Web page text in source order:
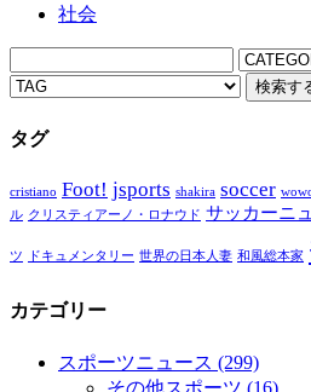
社会
タグ
cristiano Foot! jsports shakira soccer
ル クリスティアーノ・ロナウド サッカーニ
ツ ドキュメンタリー 世界の日本人妻 和風総本家
カテゴリー
スポーツニュース (299)
その他スポーツ (16)